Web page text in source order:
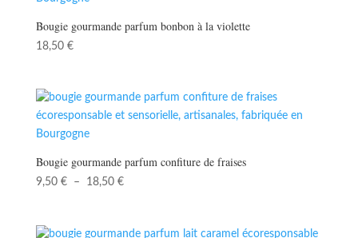
Bougie gourmande parfum bonbon à la violette
18,50 €
Bougie gourmande parfum confiture de fraises
9,50 € – 18,50 €Plage